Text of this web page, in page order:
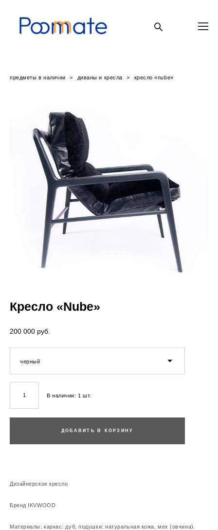
предметы в наличии > диваны и кресла > кресло «nube»
Кресло «Nube»
200 000 pуб.
черный
В наличии: 1 шт.
ДОБАВИТЬ В КОРЗИНУ
Дизайнерское кресло
Бренд IKVWOOD
Материалы: каркас: дуб, подушки: натуральная кожа, мех (овчина).